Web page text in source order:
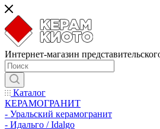
Интернет-магазин
Каталог
КЕРАМОГРАНИТ
- Уральский керамогранит
- Идальго / Idalgo